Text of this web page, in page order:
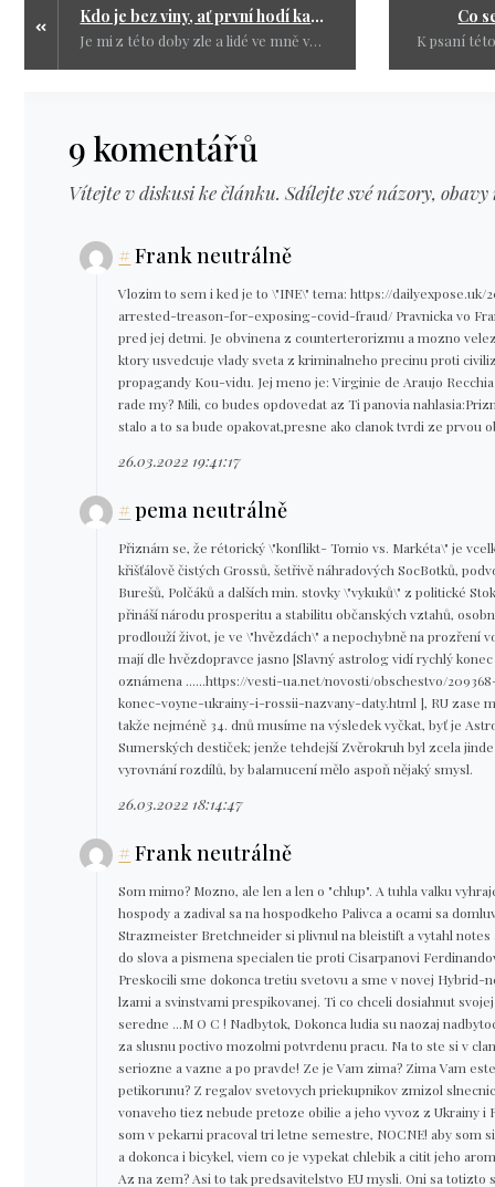
Kdo je bez viny, ať první hodí kamenem
Je mi z této doby zle a lidé ve mně vzbuzují negativní pocity a jen čekám, kdy to dotáhnou na cestu, ze které nebude návratu.
Co
9 komentářů
Vítejte v diskusi ke článku. Sdílejte své názory,
#Frank neutrálně
Vlozim to sem i ked je to \"INE\" tema: https://
arrested-treason-for-exposing-covid-fraud/ Pravnicka vo
pred jej detmi. Je obvinena z counterterorizmu a mozno
ktory usvedcuje vlady sveta z kriminalneho precinu proti
propagandy Kou-vidu. Jej meno je: Virginie de Araujo Recchia
rade my? Mili, co budes opdovedat az Ti panovia
stalo a to sa bude opakovat,presne ako clanok tvrdi ze prvou
26.03.2022 19:41:17
#pema neutrálně
Přiznám se, že rétorický \"konflikt- Tomio vs. Markéta\" je
křišťálově čistých Grossů, šetřivě náhradových SocBotků,
Burešů, Polčáků a dalších min. stovky \"vykuků\" z politické
přináší národu prosperitu a stabilitu občanských vztahů,
prodlouží život, je ve \"hvězdách\" a nepochybně na prozření
mají dle hvězdopravce jasno [Slavný astrolog vidí rychlý
oznámena ......https://vesti-ua.net/novosti/obschestvo/
konec-voyne-ukrainy-i-rossii-nazvany-daty.html ], RU zase
takže nejméně 34. dnů musíme na výsledek vyčkat, byť je
Sumerských destiček; jenže tehdejší Zvěrokruh byl zcela
vyrovnání rozdílů, by balamucení mělo aspoň nějaký smysl.
26.03.2022 18:14:47
#Frank neutrálně
Som mimo? Mozno, ale len a len o "chlup". A tuhla valku
hospody a zadival sa na hospodkeho Palivca a ocami sa
Strazmeister Bretchneider si plivnul na bleistift a vytahl
do slova a pismena specialen tie proti Cisarpanovi
Preskocili sme dokonca tretiu svetovu a sme v novej Hybrid-
lzami a svinstvami prespikovanej. Ti co chceli dosiahnut
seredne ...M O C ! Nadbytok, Dokonca ludia su naozaj
za slusnu poctivo mozolmi potvrdenu pracu. Na to ste si v
seriozne a vazne a po pravde! Ze je Vam zima? Zima Vam
petikorunu? Z regalov svetovych priekupnikov zmizol
vonaveho tiez nebude pretoze obilie a jeho vyvoz z Ukrainy i
som v pekarni pracoval tri letne semestre, NOCNE! aby som
a dokonca i bicykel, viem co je vypekat chlebik a citit jeho
Az na zem? Asi to tak predsavitelstvo EU mysli. Oni sa totizto